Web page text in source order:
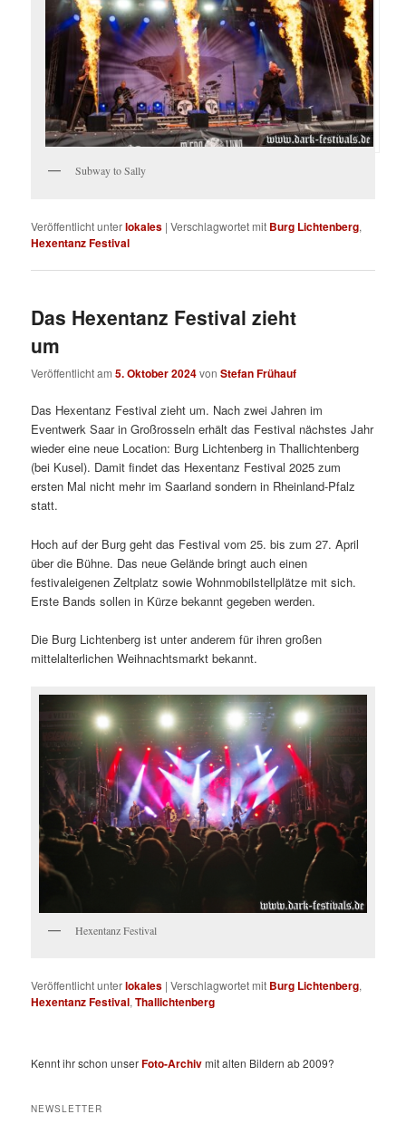
Subway to Sally
Veröffentlicht unterlokales |Verschlagwortet mit Burg Lichtenberg,
Hexentanz Festival
Das Hexentanz Festival zieht
um
Veröffentlicht am5. Oktober 2024vonStefan Frühauf
Das Hexentanz Festival zieht um. Nach zwei Jahren im
Eventwerk Saar in Großrosseln erhält das Festival nächstes Jahr
wieder eine neue Location: Burg Lichtenberg in Thallichtenberg
(bei Kusel). Damit findet das Hexentanz Festival 2025 zum
ersten Mal nicht mehr im Saarland sondern in Rheinland-Pfalz
statt.
Hoch auf der Burg geht das Festival vom 25. bis zum 27. April
über die Bühne. Das neue Gelände bringt auch einen
festivaleigenen Zeltplatz sowie Wohnmobilstellplätze mit sich.
Erste Bands sollen in Kürze bekannt gegeben werden.
Die Burg Lichtenberg ist unter anderem für ihren großen
mittelalterlichen Weihnachtsmarkt bekannt.
Hexentanz Festival
Veröffentlicht unterlokales |Verschlagwortet mit Burg Lichtenberg,
Hexentanz Festival,Thallichtenberg
Kennt ihr schon unserFoto-Archivmit alten Bildern ab 2009?
NEWSLETTER